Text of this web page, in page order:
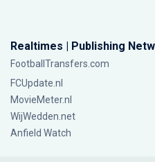
Realtimes | Publishing
FootballTransfers.com
FCUpdate.nl
MovieMeter.nl
WijWedden.net
Anfield Watch